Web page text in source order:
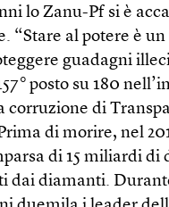
lo Zanu-Pf si è
“Stare al potere è
guadagni
posto su 180
corruzione di
di morire, nel
di 15 miliardi di
dai diamanti.